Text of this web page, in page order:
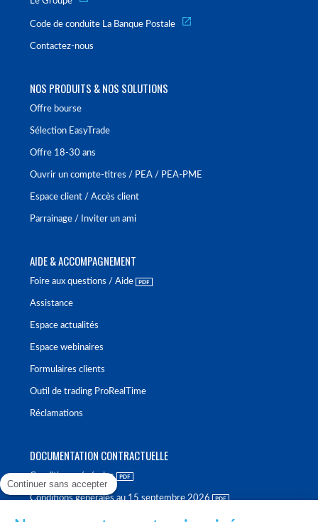
Code de conduite La Banque Postale
Contactez-nous
NOS PRODUITS & NOS SOLUTIONS
Offre bourse
Sélection EasyTrade
Offre 18-30 ans
Ouvrir un compte-titres / PEA / PEA-PME
Espace client / Accès client
Parrainage / Inviter un ami
AIDE & ACCOMPAGNEMENT
Foire aux questions / Aide
Assistance
Espace actualités
Espace webinaires
Formulaires clients
Outil de trading ProRealTime
Réclamations
DOCUMENTATION CONTRACTUELLE
Conditions générales
Conditions générales au 15 septembre 2026
Continuer sans accepter